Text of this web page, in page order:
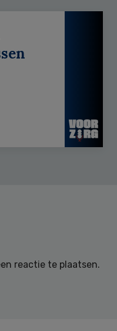
reactie te plaatsen.